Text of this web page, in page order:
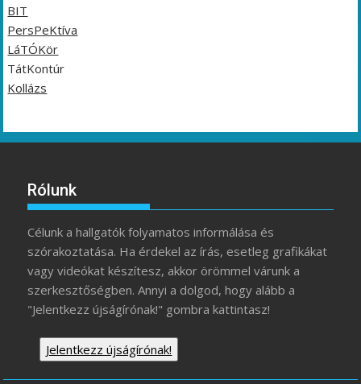
BIT
PersPeKtíva
LáTÓKör
TátKontúr
Kollázs
Rólunk
Célunk a hallgatók folyamatos informálása és
szórakoztatása. Ha érdekel az írás, esetleg grafikákat
vagy videókat készítesz, akkor örömmel várunk a
szerkesztőségben. Annyi a dolgod, hogy alább a
"Jelentkezz újságírónak!" gombra kattintasz!
Jelentkezz újságírónak!